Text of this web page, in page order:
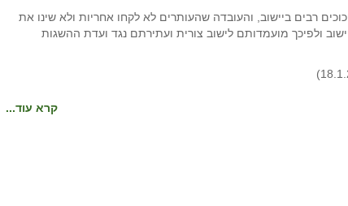
רבים ביישוב, והעובדה שהעותרים לא לקחו אחריות ולא שינו את
ולפיכך מועמדותם לישוב צורית ועתירתם נגד ועדת ההשגות
קרא עוד...